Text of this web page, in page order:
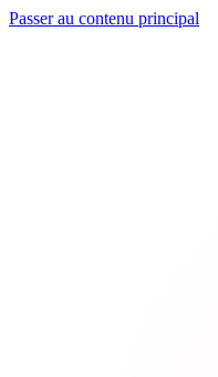
Passer au contenu principal